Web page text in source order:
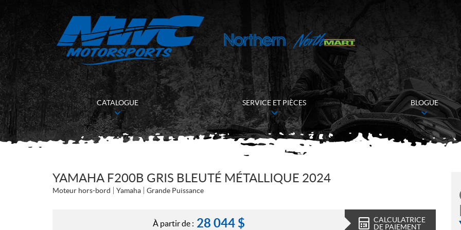
CATALOGUE SERVICE ET PIÈCES BLOGUE
YAMAHA F200B GRIS BLEUTÉ MÉTALLIQUE 2024
Moteur hors-bord Yamaha Grande Puissance
À partir de : 28 044 $
CALCULATRICE
DE PAIEMENT